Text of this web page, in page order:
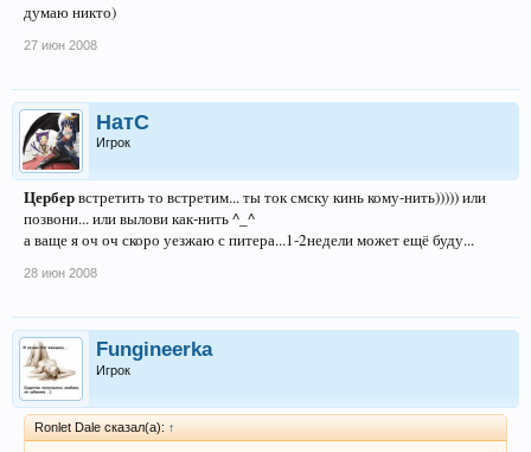
думаю никто)
27 июн 2008
НатС
Игрок
Цербервстретить то встретим... ты ток смску кинь кому-нить))))) или
позвони... или вылови как-нить ^_^
а ваще я оч оч скоро уезжаю с питера...1-2недели может ещё буду...
28 июн 2008
Fungineerka
Игрок
Ronlet Dale сказал(а): ↑